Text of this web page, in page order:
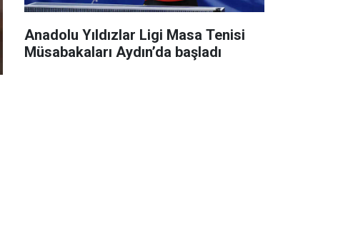
Anadolu Yıldızlar Ligi Masa Tenisi
Müsabakaları Aydın’da başladı